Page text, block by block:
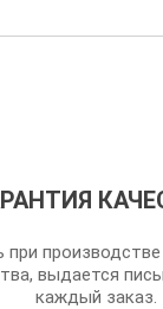
выдается
каждый заказ.